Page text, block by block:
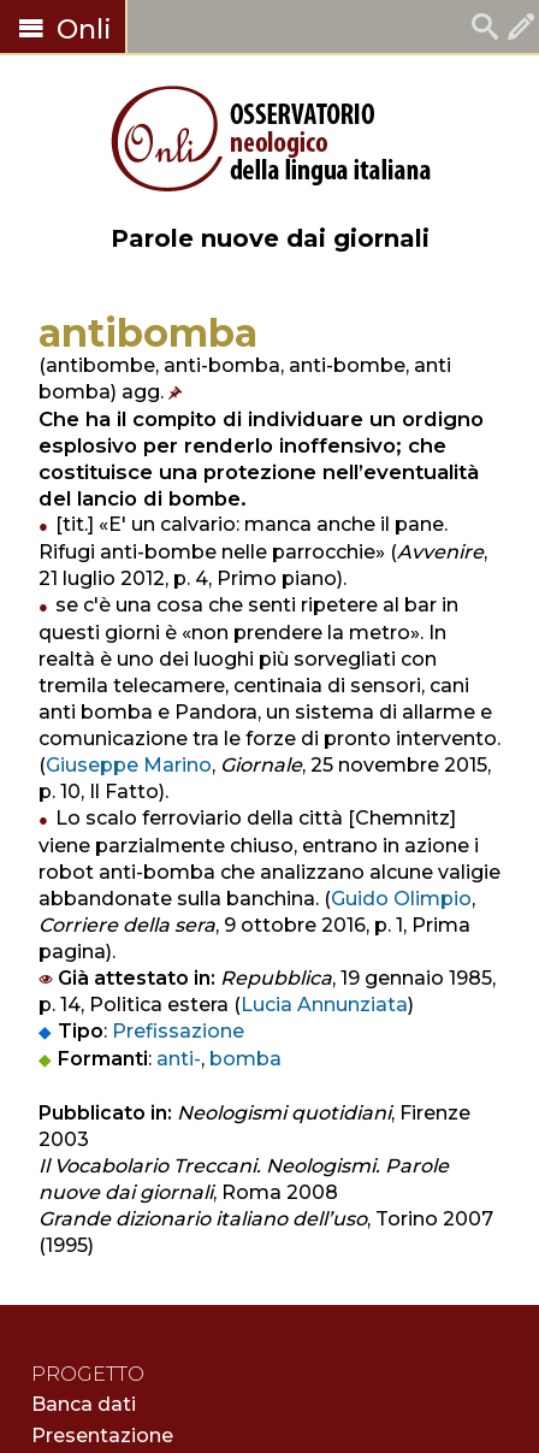
Onli
Parole nuove dai giornali
antibomba
(antibombe, anti-bomba, anti-bombe, anti
bomba) agg.
Che ha il compito di individuare un ordigno
esplosivo per renderlo inoffensivo; che
costituisce una protezione nell’eventualità
del lancio di bombe.
[tit.] «E' un calvario: manca anche il pane.
Rifugi anti-bombe nelle parrocchie» (Avvenire,
21 luglio 2012, p. 4, Primo piano).
se c'è una cosa che senti ripetere al bar in
questi giorni è «non prendere la metro». In
realtà è uno dei luoghi più sorvegliati con
tremila telecamere, centinaia di sensori, cani
anti bomba e Pandora, un sistema di allarme e
comunicazione tra le forze di pronto intervento.
(Giuseppe Marino, Giornale, 25 novembre 2015,
p. 10, Il Fatto).
Lo scalo ferroviario della città [Chemnitz]
viene parzialmente chiuso, entrano in azione i
robot anti-bomba che analizzano alcune valigie
abbandonate sulla banchina. (Guido Olimpio,
Corriere della sera, 9 ottobre 2016, p. 1, Prima
pagina).
Già attestato in: Repubblica, 19 gennaio 1985,
p. 14, Politica estera (Lucia Annunziata)
Tipo: Prefissazione
Formanti: anti-, bomba
Pubblicato in: Neologismi quotidiani, Firenze
2003
Il Vocabolario Treccani. Neologismi. Parole
nuove dai giornali, Roma 2008
Grande dizionario italiano dell’uso, Torino 2007
(1995)
PROGETTO
Banca dati
Presentazione